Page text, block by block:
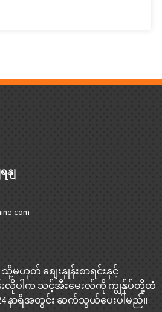
ျ
ဟုတ် စျေးနှုန်းစာရင်းနှင့်
းလိုပါက သင့်အီးမေးလ်ကို ကျွန်ုပ်တို့ထံ
နာရီအတွင်း ဆက်သွယ်ပေးပါမည်။